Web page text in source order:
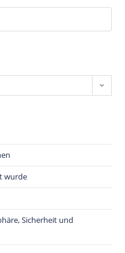
wurde
Sicherheit und